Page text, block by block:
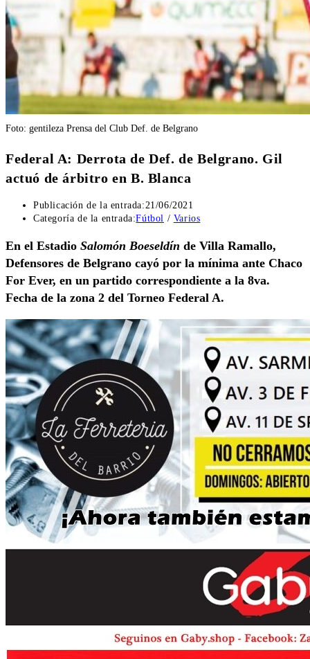
Foto: gentileza Prensa del Club Def. de Belgrano
Federal A: Derrota de Def. de Belgrano. Gil
actuó de árbitro en B. Blanca
Publicación de la entrada:21/06/2021
Categoría de la entrada:Fútbol / Varios
En el Estadio Salomón Boeseldín de Villa Ramallo,
Defensores de Belgrano cayó por la mínima ante Chaco
For Ever, en un partido correspondiente a la 8va.
Fecha de la zona 2 del Torneo Federal A.